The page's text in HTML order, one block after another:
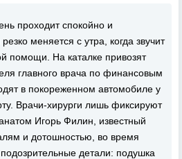
проходит спокойно и
меняется с утра, когда звучит
помощи. На каталке привозят
главного врача по финансовым
в покореженном автомобиле у
Врачи-хирурги лишь фиксируют
Игорь Филин, известный
и дотошностью, во время
детали: подушка